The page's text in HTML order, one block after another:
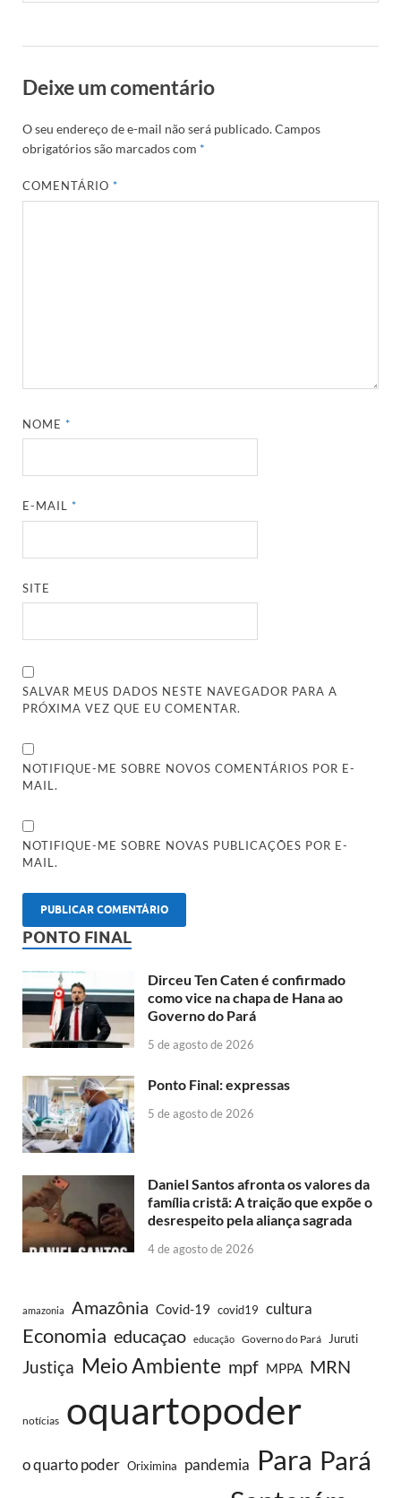
Deixe um comentário
O seu endereço de e-mail não será publicado.Campos
obrigatórios são marcados com *
COMENTÁRIO*
NOME*
E-MAIL*
SITE
SALVAR MEUS DADOS NESTE NAVEGADOR PARA A
PRÓXIMA VEZ QUE EU COMENTAR.
NOTIFIQUE-ME SOBRE NOVOS COMENTÁRIOS POR E-
MAIL.
NOTIFIQUE-ME SOBRE NOVAS PUBLICAÇÕES POR E-
MAIL.
PONTO FINAL
Dirceu Ten Caten é confirmado
como vice na chapa de Hana ao
Governo do Pará
5 de agosto de 2026
Ponto Final: expressas
5 de agosto de 2026
Daniel Santos afronta os valores da
família cristã: A traição que expõe o
desrespeito pela aliança sagrada
4 de agosto de 2026
amazonia Amazônia Covid-19 covid19 cultura
Economia educaçao educação Governo do Pará Juruti
Justiça Meio Ambiente mpf MPPA MRN
notícias oquartopoder
o quarto poder Oriximina pandemia Para Pará